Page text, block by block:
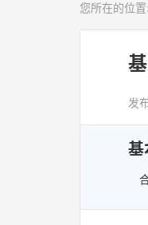
您所在的位置:
发
基